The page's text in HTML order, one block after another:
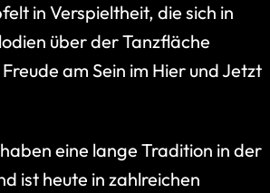
in Verspieltheit, die sich in
über der Tanzfläche
am Sein im Hier und Jetzt
eine lange Tradition in der
ist heute in zahlreichen